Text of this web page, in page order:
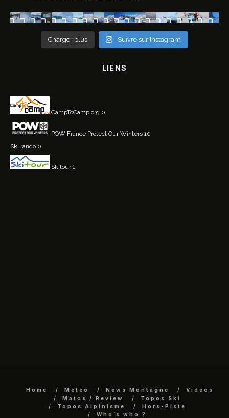
Charger plus Suivre sur Instagram
LIENS
CampToCamp.org 0
POW France Protect Our Winters 10
Ski rando 0
Skitour1
Home Météo News Montagne
Vidéos
Matos / Review
Topos Ski
Topos Alpinisme
Hors-Piste
Who’s who ?